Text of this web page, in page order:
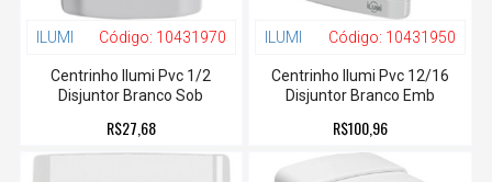
ILUMI Código: 10431970
Centrinho Ilumi Pvc 1/2
Disjuntor Branco Sob
R$27,68
ILUMI Código: 10431950
Centrinho Ilumi Pvc 12/16
Disjuntor Branco Emb
R$100,96